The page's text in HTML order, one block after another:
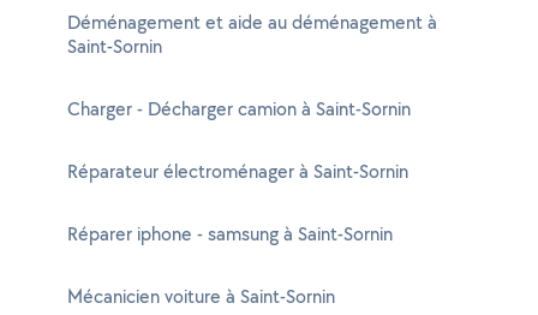
Déménagement et aide au déménagement à
Saint-Sornin
Charger - Décharger camion à Saint-Sornin
Réparateur électroménager à Saint-Sornin
Réparer iphone - samsung à Saint-Sornin
Mécanicien voiture à Saint-Sornin